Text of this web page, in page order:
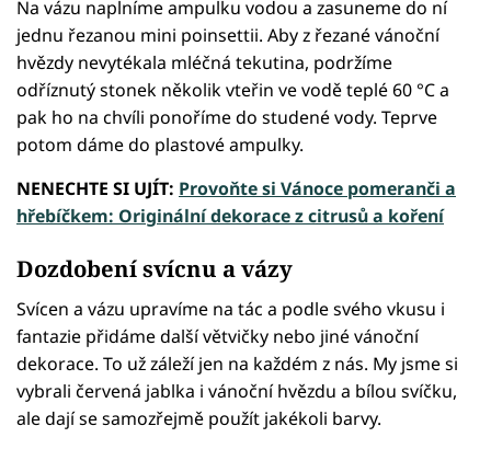
Na vázu naplníme ampulku vodou a zasuneme do ní
jednu řezanou mini poinsettii. Aby z řezané vánoční
hvězdy nevytékala mléčná tekutina, podržíme
odříznutý stonek několik vteřin ve vodě teplé 60 °C a
pak ho na chvíli ponoříme do studené vody. Teprve
potom dáme do plastové ampulky.
NENECHTE SI UJÍT: Provoňte si Vánoce pomeranči a
hřebíčkem: Originální dekorace z citrusů a koření
Dozdobení svícnu a vázy
Svícen a vázu upravíme na tác a podle svého vkusu i
fantazie přidáme další větvičky nebo jiné vánoční
dekorace. To už záleží jen na každém z nás. My jsme si
vybrali červená jablka i vánoční hvězdu a bílou svíčku,
ale dají se samozřejmě použít jakékoli barvy.